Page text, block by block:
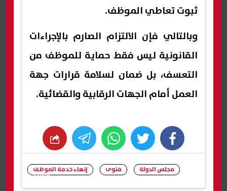
ثبوت تعاطي الموظف.
وبالتالي فإن الالتزام الصارم بالإجراءات
القانونية ليس فقط حماية للموظف من
التعسف، بل ضمان لسلامة قرارات جهة
العمل أمام الجهات الرقابية والقضائية.
facebook
twitter
whats
شارك
مجلس الدولة فتوى إنهاء خدمة الموظف